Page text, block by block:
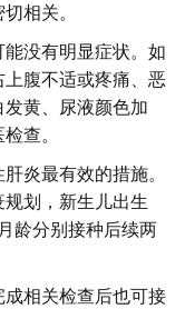
相关。
没有明显症状。如
腹不适或疼痛、恶
黄、尿液颜色加
查。
炎最有效的措施。
划，新生儿出生
龄分别接种后续两
相关检查后也可接